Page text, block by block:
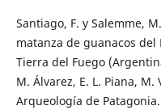
Santiago, F. y Salemme,
matanza de guanacos
Tierra del Fuego
M. Álvarez, E. L. Piana,
Arqueología de